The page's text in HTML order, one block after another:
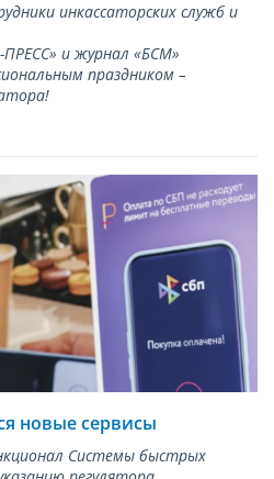
инкассаторских служб и
и журнал «БСМ»
праздником –
новые сервисы
Системы быстрых